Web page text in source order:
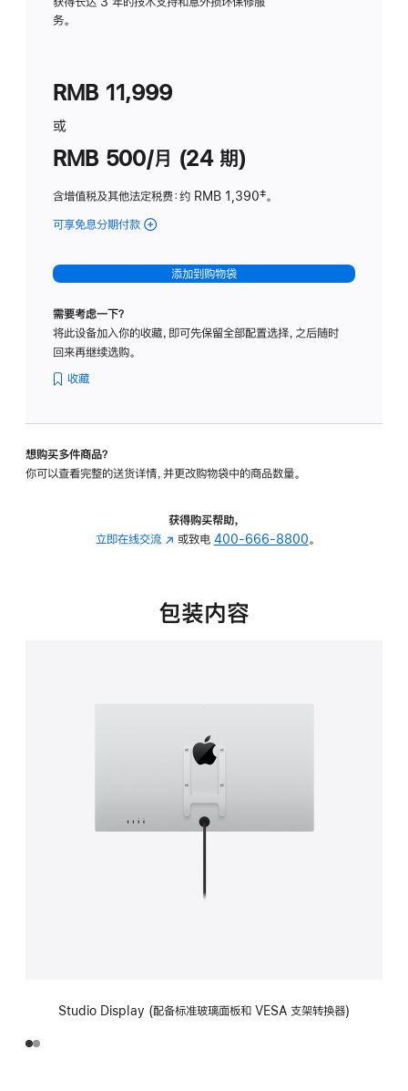
务。
RMB 11,999
或
RMB 500/月 (24 期)
含增值税及其他法定税费：约 RMB 1,390脚
‡。
可享免息分期付款 (Studio
-
标
璃
转
的
添加到购物袋
需要考虑一下？
将此设备加入你的收藏，即可先保留全部配置选择，之后随时
回来再继续选购。
收藏
想购买多件商品？
你可以查看完整的送货详情，并更改购物袋中的商品数量。
获得购买帮助，
立即在线交流 (在
中
或致电 400-666-8800。
包装内容
Studio Display (配备标准玻璃面板和 VESA 支架转换器)